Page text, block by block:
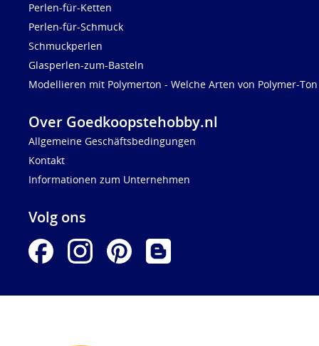
Perlen-für-Ketten
Perlen-für-Schmuck
Schmuckperlen
Glasperlen-zum-Basteln
Modellieren mit Polymerton - Welche Arten von Polymer-
Over Goedkoopstehobby.nl
Allgemeine Geschäftsbedingungen
Kontakt
Informationen zum Unternehmen
Volg ons